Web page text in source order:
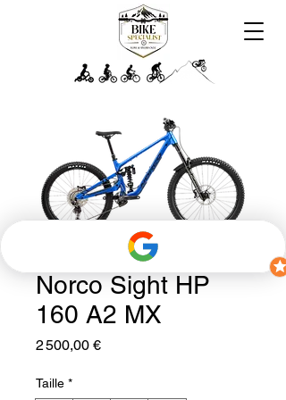
Norco Sight HP
160 A2 MX
2 500,00 €Prix
Taille *